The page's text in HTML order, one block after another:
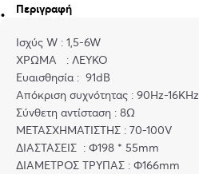
Περιγραφή
Ισχύς W : 1,5-6W
ΧΡΩΜΑ : ΛΕΥΚΟ
Ευαισθησία : 91dB
Απόκριση συχνότητας : 90Hz-16KHz
Σύνθετη αντίσταση : 8Ω
ΜΕΤΑΣΧΗΜΑΤΙΣΤΗΣ : 70-100V
ΔΙΑΣΤΑΣΕΙΣ : Φ198 * 55mm
ΔΙΑΜΕΤΡΟΣ ΤΡΥΠΑΣ : Φ166mm